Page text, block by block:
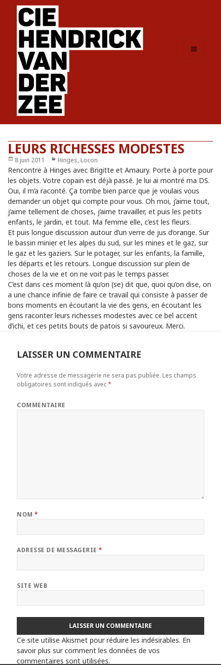
LEURS RICHESSES MODESTES
Publié
le
8 juin 2011 Catégories
Hinges, Locon
Rencontre à Hinges avec Brigitte et Amaury. Porte à porte pour
les objets. Votre copain est déjà passé. Je lui ai montré ma DS.
Oui, il m’a raconté. Ça tombe bien parce que je voulais vous
demander un objet qui compte pour vous. Oh moi, j’aime tout,
j’aime tellement de choses, j’aime travailler, et puis les petits
enfants, le jardin, et tout. Ma femme elle, c’est les fleurs.
Et puis longue discussion autour d’un verre de jus d’orange. Sur
le bassin minier et les alpes du sud, sur les mines et le gaz, sur
le gaz et les gaziers. Sur le potager, sur les enfants, la famille,
les départs et les retours. Longue discussion sur plein de
choses de la vie et on ne voit pas le temps passer.
C’est dans ces moment là qu’on (se) dit que, quoi qu’on dise, on
a une chance infinie de faire ce travail qui consiste à passer de
bons moments en écoutant la vie des gens, en écoutant les
gens raconter leurs richesses modestes avec ce bel accent
d’ichi, et ces petits bouts de patois si savoureux. Merci.
LAISSER UN COMMENTAIRE
Votre adresse de messagerie ne sera pas publiée. Les champs
obligatoires sont indiqués avec*
COMMENTAIRE
NOM*
ADRESSE DE MESSAGERIE*
SITE WEB
Ce site utilise Akismet pour réduire les indésirables. En
savoir plus sur comment les données de vos
commentaires sont utilisées.